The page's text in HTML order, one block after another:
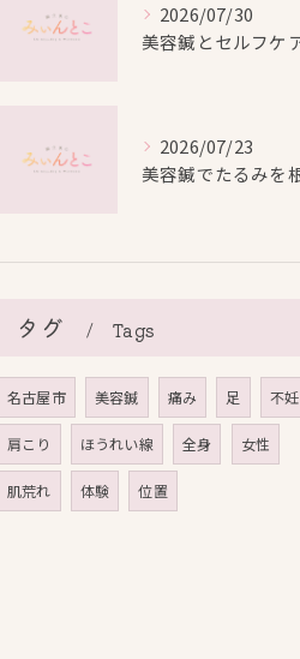
2026/07/30
2026/07/23
タグ Tags
名古屋市 美容鍼 痛み 足 不妊
肩こり ほうれい線 全身 女性
肌荒れ 体験 位置